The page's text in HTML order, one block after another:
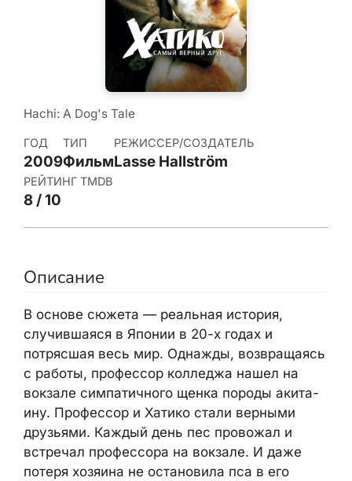
Hachi: A Dog's Tale
ГОД
2009
ТИП
Фильм
РЕЖИССЕР/СОЗДАТЕЛЬ
Lasse Hallström
РЕЙТИНГ TMDB
8 / 10
Описание
В основе сюжета — реальная история,
случившаяся в Японии в 20-х годах и
потрясшая весь мир. Однажды, возвращаясь
с работы, профессор колледжа нашел на
вокзале симпатичного щенка породы акита-
ину. Профессор и Хатико стали верными
друзьями. Каждый день пес провожал и
встречал профессора на вокзале. И даже
потеря хозяина не остановила пса в его